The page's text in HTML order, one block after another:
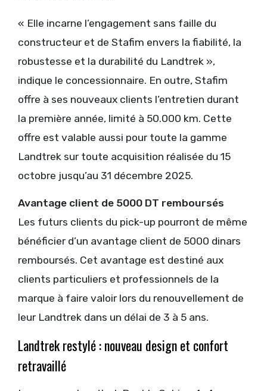
« Elle incarne l’engagement sans faille du
constructeur et de Stafim envers la fiabilité, la
robustesse et la durabilité du Landtrek »,
indique le concessionnaire. En outre, Stafim
offre à ses nouveaux clients l’entretien durant
la première année, limité à 50.000 km. Cette
offre est valable aussi pour toute la gamme
Landtrek sur toute acquisition réalisée du 15
octobre jusqu’au 31 décembre 2025.
Avantage client de 5000 DT remboursés
Les futurs clients du pick-up pourront de même
bénéficier d’un avantage client de 5000 dinars
remboursés. Cet avantage est destiné aux
clients particuliers et professionnels de la
marque à faire valoir lors du renouvellement de
leur Landtrek dans un délai de 3 à 5 ans.
Landtrek restylé : nouveau design et confort
retravaillé